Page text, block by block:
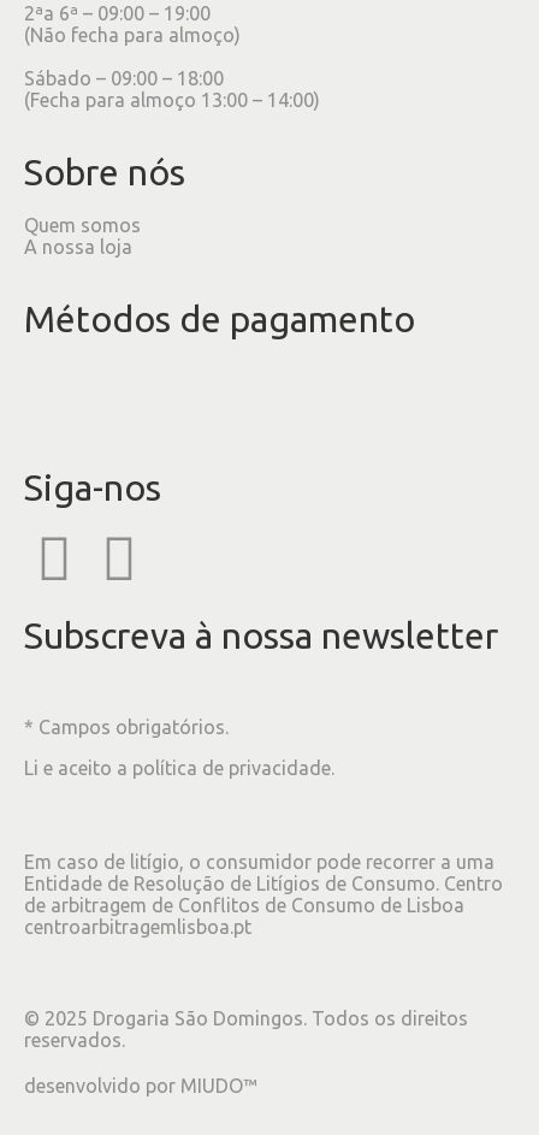
2ªa 6ª – 09:00 – 19:00
(Não fecha para almoço)
Sábado – 09:00 – 18:00
(Fecha para almoço 13:00 – 14:00)
Sobre nós
Quem somos
A nossa loja
Métodos de pagamento
Siga-nos
Subscreva à nossa newsletter
* Campos obrigatórios.
Li e aceito a política de privacidade.
Em caso de litígio, o consumidor pode recorrer a uma
Entidade de Resolução de Litígios de Consumo. Centro
de arbitragem de Conflitos de Consumo de Lisboa
centroarbitragemlisboa.pt
© 2025 Drogaria São Domingos. Todos os direitos
reservados.
desenvolvido por MIUDO™